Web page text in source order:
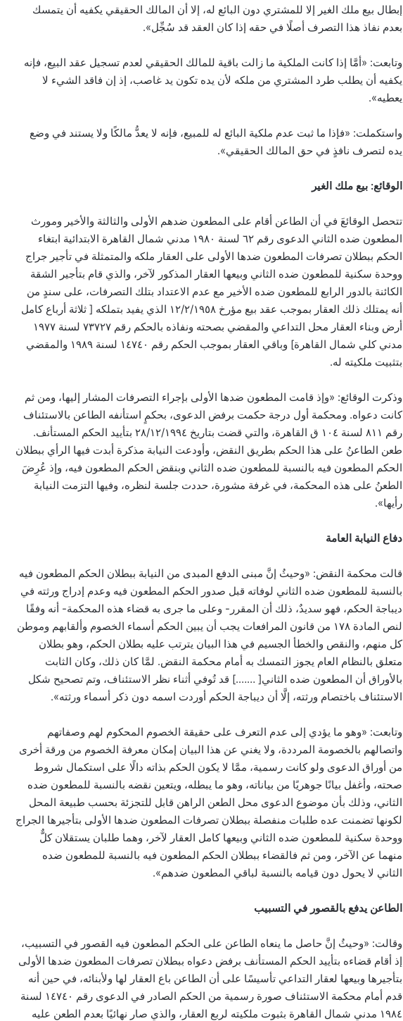
إبطال بيع ملك الغير إلا للمشتري دون البائع له، إلا أن المالك الحقيقي يكفيه أن يتمسك
بعدم نفاذ هذا التصرف أصلًا في حقه إذا كان العقد قد سُجِّل».
وتابعت: «أمَّا إذا كانت الملكية ما زالت باقية للمالك الحقيقي لعدم تسجيل عقد البيع، فإنه
يكفيه أن يطلب طرد المشتري من ملكه لأن يده تكون يد غاصب، إذ إن فاقد الشيء لا
يعطيه».
واستكملت: «فإذا ما ثبت عدم ملكية البائع له للمبيع، فإنه لا يعدُّ مالكًا ولا يستند في وضع
يده لتصرف نافذٍ في حق المالك الحقيقي».
الوقائع: بيع ملك الغير
تتحصل الوقائعَ في أن الطاعن أقام على المطعون ضدهم الأولى والثالثة والأخير ومورث
المطعون ضده الثاني الدعوى رقم ٦٢ لسنة ١٩٨٠ مدني شمال القاهرة الابتدائية ابتغاء
الحكم ببطلان تصرفات المطعون ضدها الأولى على العقار ملكه والمتمثلة في تأجير جراج
ووحدة سكنية للمطعون ضده الثاني وبيعها العقار المذكور لآخر، والذي قام بتأجير الشقة
الكائنة بالدور الرابع للمطعون ضده الأخير مع عدم الاعتداد بتلك التصرفات، على سندٍ من
أنه يمتلك ذلك العقار بموجب عقد بيع مؤرخ ١٢/٢/١٩٥٨ الذي يفيد بتملكه [ ثلاثة أرباع كامل
أرض وبناء العقار محل التداعي والمقضي بصحته ونفاذه بالحكم رقم ٧٣٧٢٧ لسنة ١٩٧٧
مدني كلي شمال القاهرة] وباقي العقار بموجب الحكم رقم ١٤٧٤٠ لسنة ١٩٨٩ والمقضي
بتثبيت ملكيته له.
وذكرت الوقائع: «وإذ قامت المطعون ضدها الأولى بإجراء التصرفات المشار إليها، ومن ثم
كانت دعواه. ومحكمة أول درجة حكمت برفض الدعوى، بحكمٍ استأنفه الطاعن بالاستئناف
رقم ٨١١ لسنة ١٠٤ ق القاهرة، والتي قضت بتاريخ ٢٨/١٢/١٩٩٤ بتأييد الحكم المستأنف.
طعن الطاعنُ على هذا الحكم بطريق النقض، وأودعت النيابة مذكرة أبدت فيها الرأي ببطلان
الحكم المطعون فيه بالنسبة للمطعون ضده الثاني وبنقض الحكم المطعون فيه، وإذ عُرِضَ
الطعنُ على هذه المحكمة، في غرفة مشورة، حددت جلسة لنظره، وفيها التزمت النيابة
رأيها».
دفاع النيابة العامة
قالت محكمة النقض: «وحيثُ إنَّ مبنى الدفع المبدى من النيابة ببطلان الحكم المطعون فيه
بالنسبة للمطعون ضده الثاني لوفاته قبل صدور الحكم المطعون فيه وعدم إدراج ورثته في
ديباجة الحكم، فهو سديدٌ، ذلك أن المقرر- وعلى ما جرى به قضاء هذه المحكمة- أنه وفقًا
لنص المادة ١٧٨ من قانون المرافعات يجب أن يبين الحكم أسماء الخصوم وألقابهم وموطن
كل منهم، والنقص والخطأ الجسيم في هذا البيان يترتب عليه بطلان الحكم، وهو بطلان
متعلق بالنظام العام يجوز التمسك به أمام محكمة النقض. لمَّا كان ذلك، وكان الثابت
بالأوراق أن المطعون ضده الثاني[ …….] قد تُوفي أثناء نظر الاستئناف، وتم تصحيح شكل
الاستئناف باختصام ورثته، إلَّا أن ديباجة الحكم أوردت اسمه دون ذكر أسماء ورثته».
وتابعت: «وهو ما يؤدي إلى عدم التعرف على حقيقة الخصوم المحكوم لهم وصفاتهم
واتصالهم بالخصومة المرددة، ولا يغني عن هذا البيان إمكان معرفة الخصوم من ورقة أخرى
من أوراق الدعوى ولو كانت رسمية، ممَّا لا يكون الحكم بذاته دالًا على استكمال شروط
صحته، وأغفل بيانًا جوهريًا من بياناته، وهو ما يبطله، ويتعين نقضه بالنسبة للمطعون ضده
الثاني، وذلك بأن موضوع الدعوى محل الطعن الراهن قابل للتجزئة بحسب طبيعة المحل
لكونها تضمنت عده طلبات منفصلة ببطلان تصرفات المطعون ضدها الأولى بتأجيرها الجراج
ووحدة سكنية للمطعون ضده الثاني وبيعها كامل العقار لآخر، وهما طلبان يستقلان كلٌّ
منهما عن الآخر، ومن ثم فالقضاء ببطلان الحكم المطعون فيه بالنسبة للمطعون ضده
الثاني لا يحول دون قيامه بالنسبة لباقي المطعون ضدهم».
الطاعن يدفع بالقصور في التسبيب
وقالت: «وحيثُ إنَّ حاصل ما ينعاه الطاعن على الحكم المطعون فيه القصور في التسبيب،
إذ أقام قضاءه بتأييد الحكم المستأنف برفض دعواه ببطلان تصرفات المطعون ضدها الأولى
بتأجيرها وبيعها لعقار التداعي تأسيسًا على أن الطاعن باع العقار لها ولأبنائه، في حين أنه
قدم أمام محكمة الاستئناف صورة رسمية من الحكم الصادر في الدعوى رقم ١٤٧٤٠ لسنة
١٩٨٤ مدني شمال القاهرة بثبوت ملكيته لربع العقار، والذي صار نهائيًا بعدم الطعن عليه